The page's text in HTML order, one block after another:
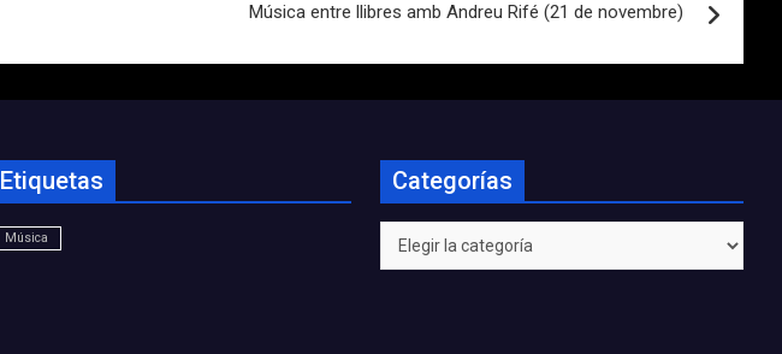
Música entre llibres amb Andreu Rifé (21 de novembre)
Etiquetas
Música
Categorías
Categorías